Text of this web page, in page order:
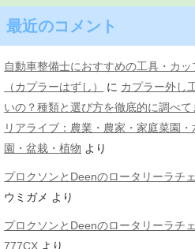
最近のコメント
自動車整備士におすすめの工具・カ
（カプラーはずし）
に カプラー外し
いの？種類と選び方を徹底的に調べ
リアライブ：農業・農家・家庭菜園
園・盆栽・植物 より
プロクソンとDeenのロータリーラチ
ウミガメ より
プロクソンとDeenのロータリーラチ
777CX より